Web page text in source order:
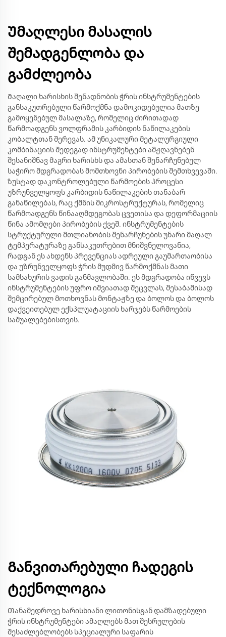
Უმაღლესი მასალის
შემადგენლობა და
გამძლეობა
Მაღალი ხარისხის შენადნობის ჭრის ინსტრუმენტების
განსაკუთრებული წარმოქმნა დამოკიდებულია მათზე
გამოყენებულ მასალაზე, რომელიც ძირითადად
წარმოადგენს ვოლფრამის კარბიდის ნაწილაკების
კობალტთან შერევას. ამ უნიკალური მეტალურგიული
კომბინაციის შედეგად ინსტრუმენტები ამჟღავნებენ
შესანიშნავ მაგრი ხარისხს და ამასთან შენარჩუნებულ
საჭირო მდგრადობას მომთხოვნი პირობების შემთხვევაში.
ზუსტად დაკონტროლებული წარმოების პროცესი
უზრუნველყოფს კარბიდის ნაწილაკების თანაბარ
განაწილებას, რაც ქმნის მიკროსტრუქტურას, რომელიც
წარმოადგენს წინააღმდეგობას ცვეთისა და დეფორმაციის
წინა ამომღები პირობების ქვეშ. ინსტრუმენტების
სტრუქტურული მთლიანობის შენარჩუნების უნარი მაღალ
ტემპერატურაზე განსაკუთრებით მნიშვნელოვანია,
რადგან ეს ახდენს პრევენციას ადრეული გაუმართაობისა
და უზრუნველყოფს ჭრის მუდმივ წარმოქმნას მათი
სამსახურის ვადის განმავლობაში. ეს მდგრადობა იწვევს
ინსტრუმენტების უფრო იშვიათად შეცვლას, შესაბამისად
შემცირებულ მოთხოვნას მონტაჟზე და ბოლოს და ბოლოს
დაქვეითებულ ექსპლუატაციის ხარჯებს წარმოების
საშუალებებისთვის.
Განვითარებული ჩადეგის
ტექნოლოგია
Თანამედროვე ხარისხიანი ლითონისგან დამზადებული
ჭრის ინსტრუმენტები ამაღლებს მათ შესრულების
შესაძლებლობებს სპეციალური საფარის